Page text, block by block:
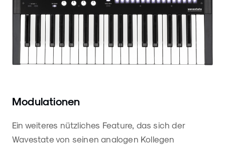
Modulationen
Ein weiteres nützliches Feature, das sich der
Wavestate von seinen analogen Kollegen